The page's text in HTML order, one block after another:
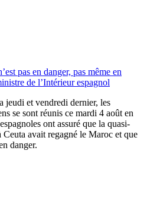
pas en danger, pas même en
de l’Intérieur espagnol
jeudi et vendredi dernier, les
se sont réunis ce mardi 4 août en
ont assuré que la quasi-
Ceuta avait regagné le Maroc et que
danger.